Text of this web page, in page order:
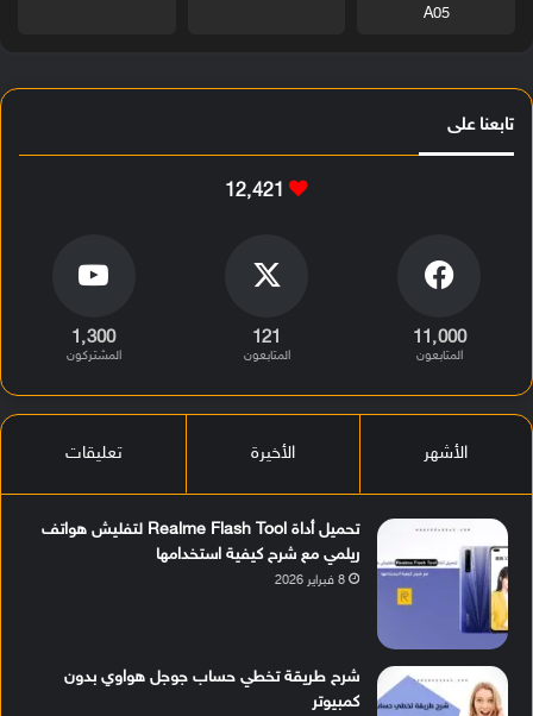
A05
تابعنا على
12٬421
11٬000
المتابعون
121
المتابعون
1٬300
المشتركون
الأشهر الأخيرة تعليقات
تحميل أداة Realme Flash Tool لتفليش هواتف
ريلمي مع شرح كيفية استخدامها
8 فبراير 2026
شرح طريقة تخطي حساب جوجل هواوي بدون
كمبيوتر